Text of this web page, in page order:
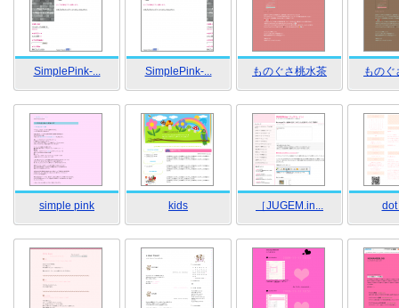
SimplePink-... SimplePink-... ものぐさ桃水茶 ものぐ
simple pink kids ［JUGEM.in...